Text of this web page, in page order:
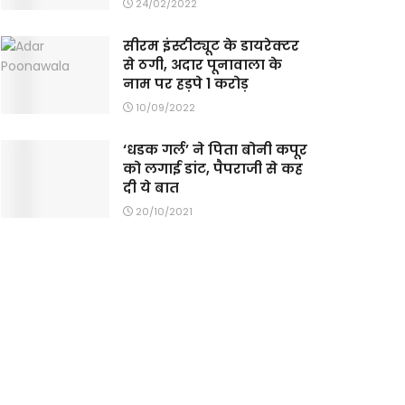
24/02/2022
सीरम इंस्टीट्यूट के डायरेक्टर
से ठगी, अदार पूनावाला के
नाम पर हड़पे 1 करोड़
10/09/2022
‘धडक गर्ल’ ने पिता बोनी कपूर
को लगाई डांट, पैपराजी से कह
दी ये बात
20/10/2021